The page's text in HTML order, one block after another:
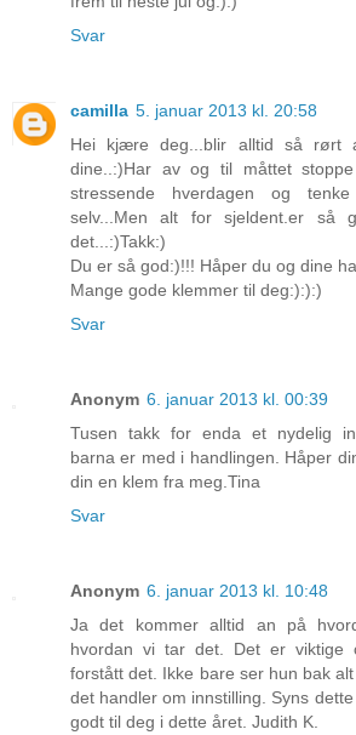
Svar
camilla 5. januar 2013 kl. 20:58
Hei kjære deg...blir alltid så rørt
dine..:)Har av og til måttet
stressende hverdagen og
selv...Men alt for sjeldent.er så
det...:)Takk:)
Du er så god:)!!! Håper du og dine
Mange gode klemmer til deg:):):)
Svar
Anonym 6. januar 2013 kl. 00:39
Tusen takk for enda et nydelig
barna er med i handlingen. Håper
din en klem fra meg.Tina
Svar
Anonym 6. januar 2013 kl. 10:48
Ja det kommer alltid an på
hvordan vi tar det. Det er viktige
forstått det. Ikke bare ser hun bak
det handler om innstilling. Syns
godt til deg i dette året. Judith K.